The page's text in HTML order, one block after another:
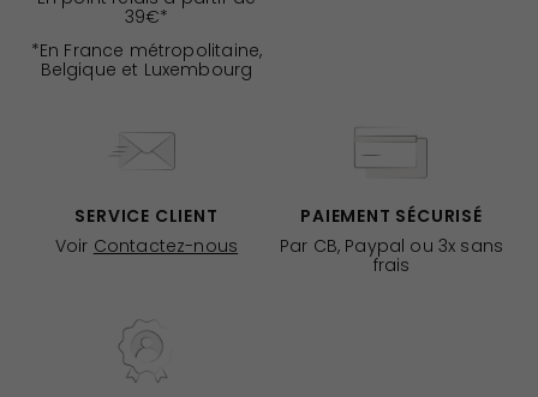
39€*
*En France métropolitaine,
Belgique et Luxembourg
SERVICE CLIENT
Voir Contactez-nous
PAIEMENT SÉCURISÉ
Par CB, Paypal ou 3x sans
frais